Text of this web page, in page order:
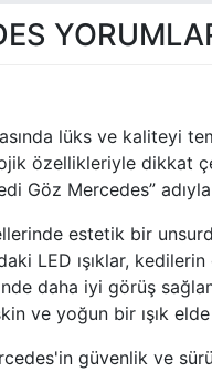
lüks ve kaliteyi
özellikleriyle dikkat
Göz Mercedes”
estetik bir
LED ışıklar,
daha iyi görüş
ve yoğun bir ışık
güvenlik ve